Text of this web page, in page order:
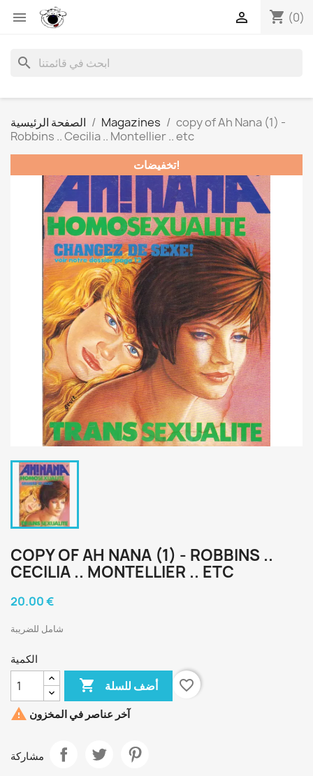
 shopping_cart (0)

search
الصفحة الرئيسية Magazines
copy of Ah Nana (1) -
Robbins .. Cecilia .. Montellier .. etc
تخفيضات!
COPY OF AH NANA (1) - ROBBINS ..
CECILIA .. MONTELLIER .. ETC
20.00 €
شامل للضريبة
الكمية
 أضف للسلة
favorite_border
 آخر عناصر في المخزون
مشاركة